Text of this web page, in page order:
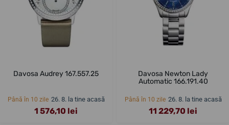
Davosa Audrey 167.557.25
Până în 10 zile 26. 8. la tine acasă
1 576,10 lei
Davosa Newton Lady
Automatic 166.191.40
Până în 10 zile 26. 8. la tine acasă
11 229,70 lei